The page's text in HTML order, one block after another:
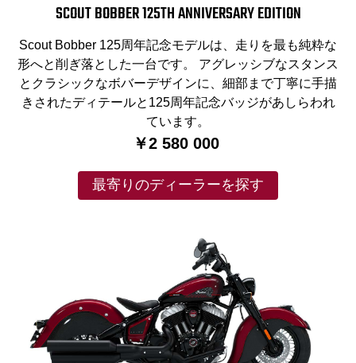
SCOUT BOBBER 125TH ANNIVERSARY EDITION
Scout Bobber 125周年記念モデルは、走りを最も純粋な
形へと削ぎ落とした一台です。 アグレッシブなスタンス
とクラシックなボバーデザインに、細部まで丁寧に手描
きされたディテールと125周年記念バッジがあしらわれ
ています。
￥2 580 000
最寄りのディーラーを探す